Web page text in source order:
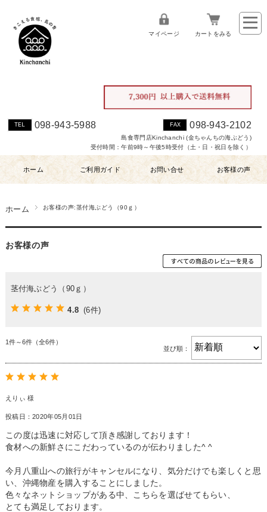
TEL 098-943-5988 FAX 098-943-2102
島食専門店Kinchanchi (金ちゃんちの海ぶどう)
受付時間：午前9時～午後5時受付（土・日・祝日を除く）
マイページ カートをみる
ホーム ご利用ガイド お問い合せ お客様の声
ホーム お客様の声:茎付海ぶどう（90ｇ）
お客様の声
茎付海ぶどう（90ｇ）
4.8 (6件)
1件～6件（全6件）
並び順：
えりぃ 様
投稿日：2020年05月01日
この度は迅速に対応して頂き感謝しております！
食材への新鮮さにこだわっているのが伝わりました^ ^
今月八重山への旅行がキャンセルになり、気分だけでも楽しくと思
い、沖縄物産を購入することにしました。
色々なネットショップがある中、こちらを選ばせてもらい、
とても満足しております。